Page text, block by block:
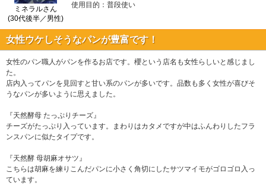
ミネラルさん
(30代後半／男性)
使用目的：普段使い
女性ウケしそうなパンが豊富です！
女性のパン職人がパンを作るお店です。櫻という店名も女性らしいと感じまし
た。
店内入ってパンを見回すと甘い系のパンが多いです。品数も多く女性が喜びそ
うなパンが多いように思えました。
『天然酵母 たっぷりチーズ』
チーズがたっぷり入っています。まわりはカタメですが中はふんわりしたフラ
ンスパンに似たタイプです。
『天然酵 母胡麻オサツ』
こちらは胡麻を練りこんだパンに小さく角切にしたサツマイモがゴロゴロ入っ
ています。